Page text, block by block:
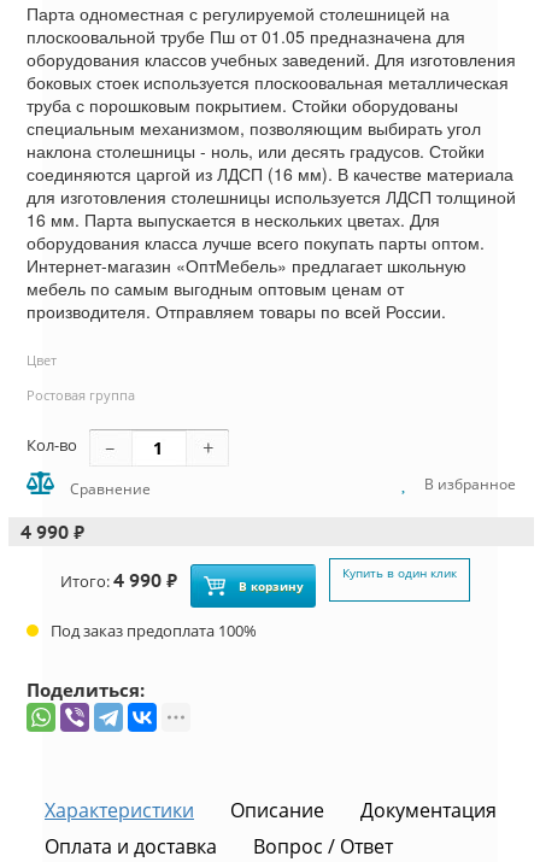
Парта одноместная с регулируемой столешницей на
плоскоовальной трубе Пш от 01.05 предназначена для
оборудования классов учебных заведений. Для изготовления
боковых стоек используется плоскоовальная металлическая
труба с порошковым покрытием. Стойки оборудованы
специальным механизмом, позволяющим выбирать угол
наклона столешницы - ноль, или десять градусов. Стойки
соединяются царгой из ЛДСП (16 мм). В качестве материала
для изготовления столешницы используется ЛДСП толщиной
16 мм. Парта выпускается в нескольких цветах. Для
оборудования класса лучше всего покупать парты оптом.
Интернет-магазин «ОптМебель» предлагает школьную
мебель по самым выгодным оптовым ценам от
производителя. Отправляем товары по всей России.
Цвет
Ростовая группа
Кол-во
Сравнение В избранное
4 990 ₽
Итого:4 990 ₽ В корзину
Купить в один клик
Под заказ предоплата 100%
Поделиться:
Характеристики Описание
Документация
Оплата и доставка
Вопрос / Ответ